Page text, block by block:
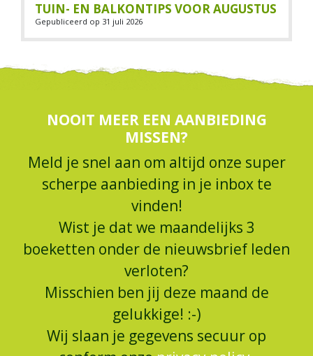
TUIN- EN BALKONTIPS VOOR AUGUSTUS
Gepubliceerd op 31 juli 2026
NOOIT MEER EEN AANBIEDING
MISSEN?
Meld je snel aan om altijd onze super
scherpe aanbieding in je inbox te
vinden!
Wist je dat we maandelijks 3
boeketten onder de nieuwsbrief leden
verloten?
Misschien ben jij deze maand de
gelukkige! :-)
Wij slaan je gegevens secuur op